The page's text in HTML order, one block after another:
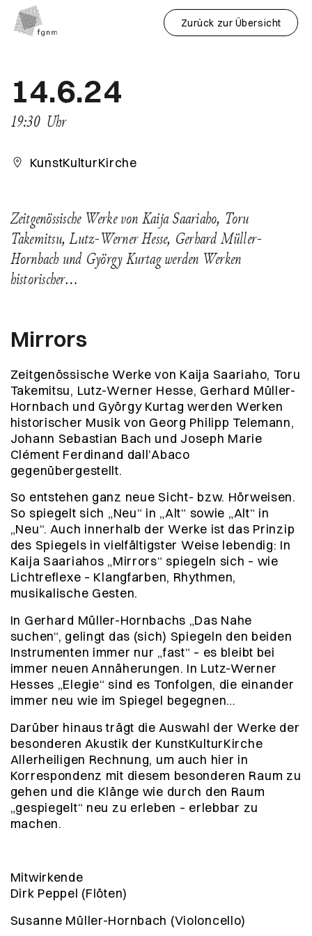
Zurück zur Übersicht
14.6.24
19:30 Uhr
KunstKulturKirche
Zeitgenössische Werke von Kaija Saariaho, Toru
Takemitsu, Lutz-Werner Hesse, Gerhard Müller-
Hornbach und György Kurtag werden Werken
historischer…
Mirrors
Zeitgenössische Werke von Kaija Saariaho, Toru
Takemitsu, Lutz-Werner Hesse, Gerhard Müller-
Hornbach und György Kurtag werden Werken
historischer Musik von Georg Philipp Telemann,
Johann Sebastian Bach und Joseph Marie
Clément Ferdinand dall’Abaco
gegenübergestellt.
So entstehen ganz neue Sicht- bzw. Hörweisen.
So spiegelt sich „Neu“ in „Alt“ sowie „Alt“ in
„Neu“. Auch innerhalb der Werke ist das Prinzip
des Spiegels in vielfältigster Weise lebendig: In
Kaija Saariahos „Mirrors“ spiegeln sich – wie
Lichtreflexe – Klangfarben, Rhythmen,
musikalische Gesten.
In Gerhard Müller-Hornbachs „Das Nahe
suchen“, gelingt das (sich) Spiegeln den beiden
Instrumenten immer nur „fast“ – es bleibt bei
immer neuen Annäherungen. In Lutz-Werner
Hesses „Elegie“ sind es Tonfolgen, die einander
immer neu wie im Spiegel begegnen…
Darüber hinaus trägt die Auswahl der Werke der
besonderen Akustik der KunstKulturKirche
Allerheiligen Rechnung, um auch hier in
Korrespondenz mit diesem besonderen Raum zu
gehen und die Klänge wie durch den Raum
„gespiegelt“ neu zu erleben – erlebbar zu
machen.
Mitwirkende
Dirk Peppel (Flöten)
Susanne Müller-Hornbach (Violoncello)